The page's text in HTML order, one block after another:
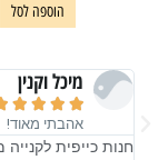
הוספה לסל
אהבתי
מיכל


חנות